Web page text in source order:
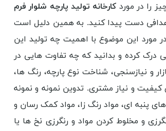
را در مورد کارخانه تولید پارچه شلوار فرم
اهدافی دست پیدا کنید. به همین دلیل است
در مورد این موضوع با اهمیت چه تولید این
درک کرده و بدانید که چه تفاوت هایی در
و نیازسنجی، شناخت نوع پارچه، رنگ ها،
و نیاز مشتری. تدوین نمونه و نمونه
پنبه ای، مواد رنگ زا، مواد کمک رسان و
و مخلوط کردن مواد و رنگرزی نخ ها یا